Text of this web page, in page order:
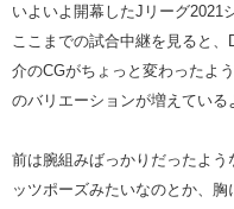
いよいよ開幕したJリーグ2021
ここまでの試合中継を見ると、
介のCGがちょっと変わったよ
のバリエーションが増えている
前は腕組みばっかりだったよう
ッツポーズみたいなのとか、胸